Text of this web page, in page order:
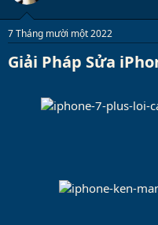
ầ
u
7 Tháng mười một 2022
Giải Pháp Sửa